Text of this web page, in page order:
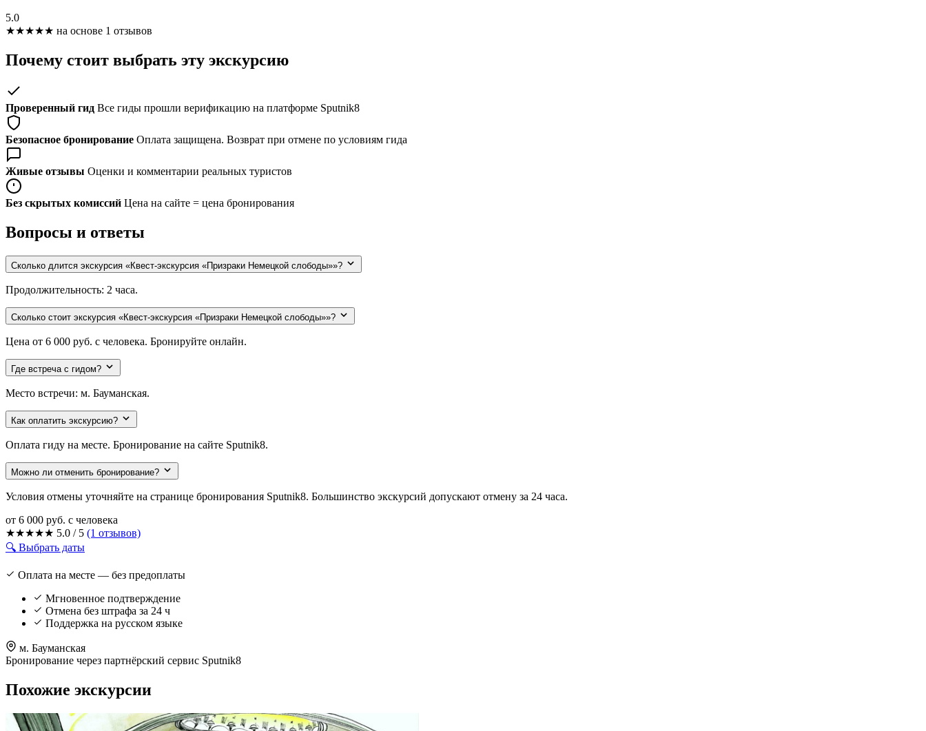
5.0
★★★★★ на основе 1 отзывов
Почему стоит выбрать эту экскурсию
Проверенный гид Все гиды прошли верификацию на платформе Sputnik8
Безопасное бронирование Оплата защищена. Возврат при отмене по условиям гида
Живые отзывы Оценки и комментарии реальных туристов
Без скрытых комиссий Цена на сайте = цена бронирования
Вопросы и ответы
Сколько длится экскурсия «Квест-экскурсия «Призраки Немецкой слободы»»?
Продолжительность: 2 часа.
Сколько стоит экскурсия «Квест-экскурсия «Призраки Немецкой слободы»»?
Цена от 6 000 руб. с человека. Бронируйте онлайн.
Где встреча с гидом?
Место встречи: м. Бауманская.
Как оплатить экскурсию?
Оплата гиду на месте. Бронирование на сайте Sputnik8.
Можно ли отменить бронирование?
Условия отмены уточняйте на странице бронирования Sputnik8. Большинство экскурсий допускают отмену за 24 часа.
от 6 000 руб. с человека
★★★★★ 5.0 / 5 (1 отзывов)
🔍 Выбрать даты
Оплата на месте — без предоплаты
Мгновенное подтверждение
Отмена без штрафа за 24 ч
Поддержка на русском языке
м. Бауманская
Бронирование через партнёрский сервис Sputnik8
Похожие экскурсии